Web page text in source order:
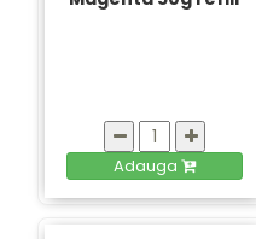
Adauga